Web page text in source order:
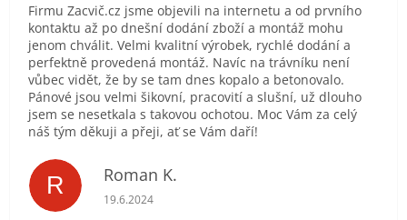
Firmu Zacvič.cz jsme objevili na internetu a od prvního
kontaktu až po dnešní dodání zboží a montáž mohu
jenom chválit. Velmi kvalitní výrobek, rychlé dodání a
perfektně provedená montáž. Navíc na trávníku není
vůbec vidět, že by se tam dnes kopalo a betonovalo.
Pánové jsou velmi šikovní, pracovití a slušní, už dlouho
jsem se nesetkala s takovou ochotou. Moc Vám za celý
náš tým děkuji a přeji, ať se Vám daří!
R Roman K.
Hodnocení obchodu je 5 z 5 hvězdiček.
19.6.2024